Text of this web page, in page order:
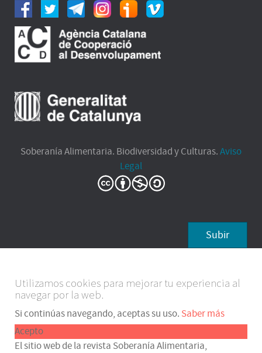
Soberanía Alimentaria. Biodiversidad y Culturas.Aviso
Legal
Subir
Utilizamos cookies para mejorar tu experiencia al
navegar por la web.
Si continúas navegando, aceptas su uso. Saber más
Acepto
El sitio web de la revista Soberanía Alimentaria,